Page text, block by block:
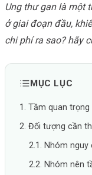
Ung thư gan là một
ở giai đoạn đầu,
chi phí ra sao? hãy
MỤC LỤC
1. Tầm quan
2. Đối tượng cần
2.1. Nhóm
2.2. Nhóm nên